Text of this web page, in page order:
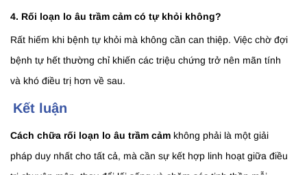
4. Rối loạn lo âu trầm cảm có tự khỏi không?
Rất hiếm khi bệnh tự khỏi mà không cần can thiệp. Việc chờ đợi
bệnh tự hết thường chỉ khiến các triệu chứng trở nên mãn tính
và khó điều trị hơn về sau.
Kết luận
Cách chữa rối loạn lo âu trầm cảm không phải là một giải
pháp duy nhất cho tất cả, mà cần sự kết hợp linh hoạt giữa điều